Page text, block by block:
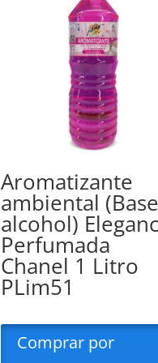
Aromatizante
ambiental (Base
alcohol)
Perfumada
Chanel 1 Litro
PLim51
Comprar por